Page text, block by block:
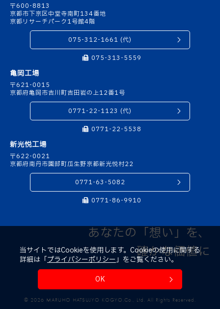
〒600-8813
京都市下京区中堂寺南町134番地
京都リサーチパーク1号館4階
075-312-1661 (代)
075-313-5559
亀岡工場
〒621-0015
京都府亀岡市吉川町吉田岩の上12番1号
0771-22-1123 (代)
0771-22-5538
新光悦工場
〒622-0021
京都府南丹市園部町瓜生野京都新光悦村22
0771-63-5082
0771-86-9910
あなたの「想い」を、
確かな価値に
© 2026 MARUHO HATSUJYO KOGYO.Co., Ltd. All Rights Reserved.
当サイトではCookieを使用します。Cookieの使用に関する
詳細は「プライバシーポリシー」をご覧ください。
OK